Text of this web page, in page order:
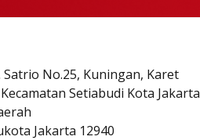
Satrio No.25, Kuningan, Karet
Setiabudi Kota Jakarta
Jakarta 12940